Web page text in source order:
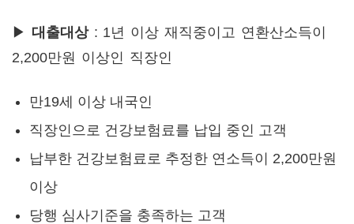
▶ 대출대상: 1년 이상 재직중이고 연환산소득이
2,200만원 이상인 직장인
만19세 이상 내국인
직장인으로 건강보험료를 납입 중인 고객
납부한 건강보험료로 추정한 연소득이 2,200만원
이상
당행 심사기준을 충족하는 고객